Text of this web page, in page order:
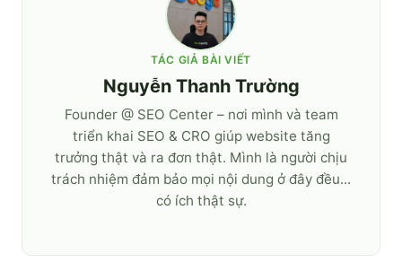
TÁC GIẢ BÀI VIẾT
Nguyễn Thanh Trường
Founder @ SEO Center – nơi mình và team
triển khai SEO & CRO giúp website tăng
trưởng thật và ra đơn thật. Mình là người chịu
trách nhiệm đảm bảo mọi nội dung ở đây đều...
có ích thật sự.